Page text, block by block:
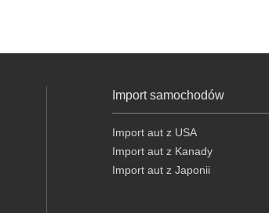
Import samochodów
Import aut z USA
Import aut z Kanady
Import aut z Japonii